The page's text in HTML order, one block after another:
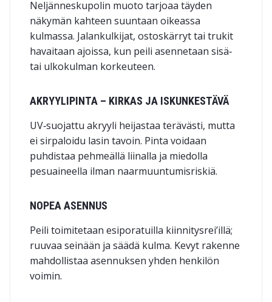
Neljänneskupolin muoto tarjoaa täyden
näkymän kahteen suuntaan oikeassa
kulmassa. Jalankulkijat, ostoskärryt tai trukit
havaitaan ajoissa, kun peili asennetaan sisä‑
tai ulkokulman korkeuteen.
AKRYYLIPINTA – KIRKAS JA ISKUNKESTÄVÄ
UV‑suojattu akryyli heijastaa terävästi, mutta
ei sirpaloidu lasin tavoin. Pinta voidaan
puhdistaa pehmeällä liinalla ja miedolla
pesuaineella ilman naarmuuntumisriskiä.
NOPEA ASENNUS
Peili toimitetaan esiporatuilla kiinnitysrei’illä;
ruuvaa seinään ja säädä kulma. Kevyt rakenne
mahdollistaa asennuksen yhden henkilön
voimin.